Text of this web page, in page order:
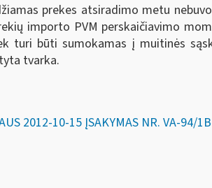
prekes atsiradimo metu
importo PVM perskaičiavimo
turi būti sumokamas į muitinės
tvarka.
2012-10-15 ĮSAKYMAS NR. VA-94/